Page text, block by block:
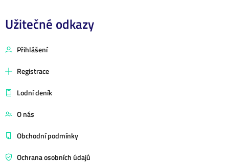
Užitečné odkazy
Přihlášení
Registrace
Lodní deník
O nás
Obchodní podmínky
Ochrana osobních údajů